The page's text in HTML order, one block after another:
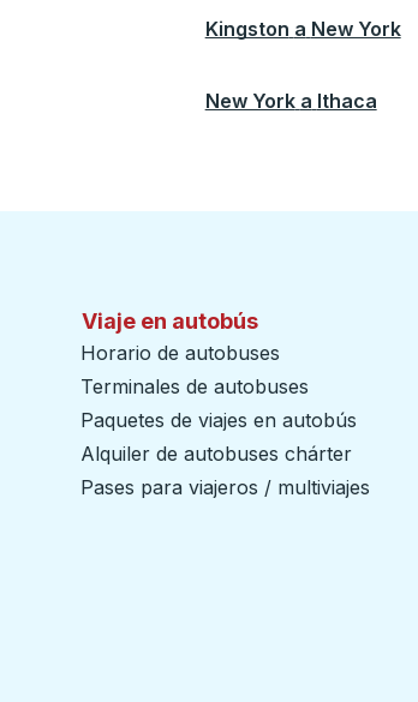
Kingston a New York
New York a Ithaca
Viaje en autobús
Horario de autobuses
Terminales de autobuses
Paquetes de viajes en autobús
Alquiler de autobuses chárter
Pases para viajeros / multiviajes